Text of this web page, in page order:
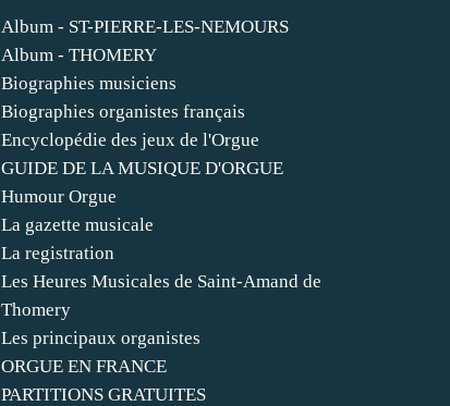
Album - ST-PIERRE-LES-NEMOURS
Album - THOMERY
Biographies musiciens
Biographies organistes français
Encyclopédie des jeux de l'Orgue
GUIDE DE LA MUSIQUE D'ORGUE
Humour Orgue
La gazette musicale
La registration
Les Heures Musicales de Saint-Amand de
Thomery
Les principaux organistes
ORGUE EN FRANCE
PARTITIONS GRATUITES